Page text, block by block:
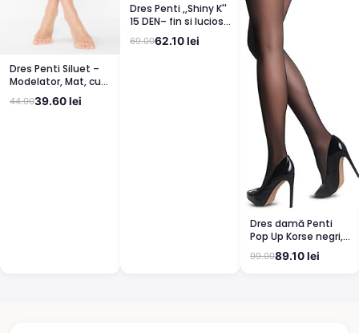
Dres Penti Siluet –
Modelator, Mat, cu
Corset, Light Nude
44.0039.60 lei
Dres Penti ,,Shiny K''
15 DEN– fin si lucios,
clin din bumbac,
bronz
69.0062.10 lei
Dres damă Penti
Pop Up Korse negri,
semi lucioși
99.0089.10 lei